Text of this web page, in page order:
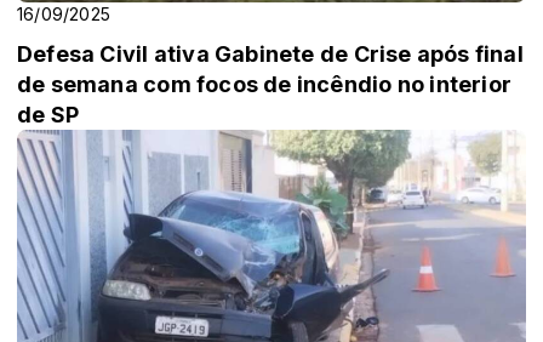
16/09/2025
Defesa Civil ativa Gabinete de Crise após final
de semana com focos de incêndio no interior
de SP